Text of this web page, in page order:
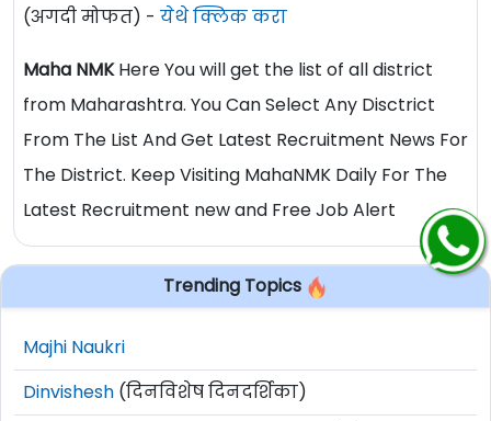
(अगदी मोफत) - येथे क्लिक करा
Maha NMKHere You will get the list of all district
from Maharashtra. You Can Select Any Disctrict
From The List And Get Latest Recruitment News For
The District. Keep Visiting MahaNMK Daily For The
Latest Recruitment new and Free Job Alert
Trending Topics
Majhi Naukri
Dinvishesh (दिनविशेष दिनदर्शिका)